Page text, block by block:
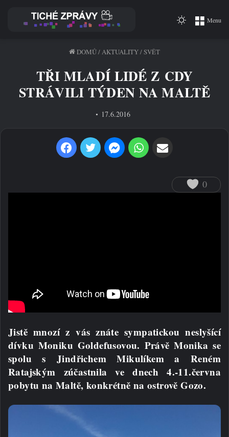
Menu
Switch
DOMŮ/ AKTUALITY/SVĚT
TŘI MLADÍ LIDÉ Z CDY
STRÁVILI TÝDEN NA MALTĚ
17.6.2016
0
Jistě mnozí z vás znáte sympatickou neslyšící
dívku Moniku Goldefusovou. Právě Monika se
spolu s Jindřichem Mikulíkem a Reném
Ratajským zúčastnila ve dnech 4.-11.června
pobytu na Maltě, konkrétně na ostrově Gozo.